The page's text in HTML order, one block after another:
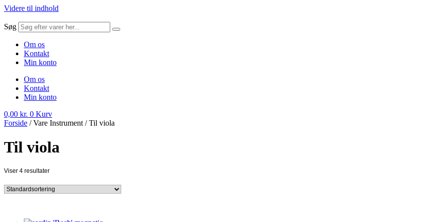
Videre til indhold
Søg
Om os
Kontakt
Min konto
Om os
Kontakt
Min konto
0,00 kr. 0 Kurv
Forside / Vare Instrument / Til viola
Til viola
Viser 4 resultater